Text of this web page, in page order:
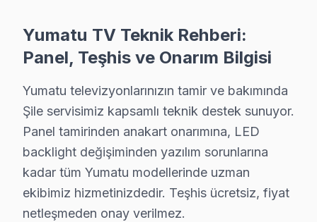
Şile'de aniden arızalanan Yumatu akıllı TV
Şile'de yerinde servis avantajları:
• Şile'de yerinde teşhis ve anlık fiyat teklifi
• Şile servisimizde parça onayınız olmadan işlem
• Şile'de sertifikalı teknisyen ile güvenli servis
• Şile servisimizde servis belgesi ve garanti fişi verilir
• Şile'de ek arıza çıkması halinde bilgilendirme
Şile'da Yumatu yetkili servis kalitesinde hizmet alın,
Yumatu TV Teknik Rehberi:
Panel, Teşhis ve Onarım Bilgisi
Yumatu televizyonlarınızın tamir ve bakımında
Şile servisimiz kapsamlı teknik destek sunuyor.
Panel tamirinden anakart onarımına, LED
backlight değişiminden yazılım sorunlarına
kadar tüm Yumatu modellerinde uzman
ekibimiz hizmetinizdedir. Teşhis ücretsiz, fiyat
netleşmeden onay verilmez.